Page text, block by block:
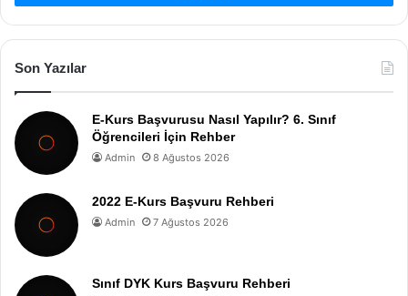
Son Yazılar
E-Kurs Başvurusu Nasıl Yapılır? 6. Sınıf
Öğrencileri İçin Rehber
Admin 8 Ağustos 2026
2022 E-Kurs Başvuru Rehberi
Admin 7 Ağustos 2026
Sınıf DYK Kurs Başvuru Rehberi